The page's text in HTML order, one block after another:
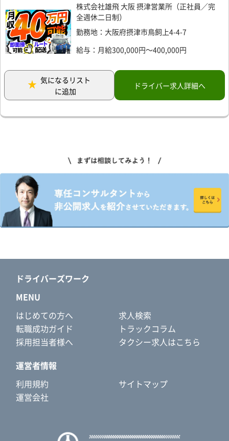
株式会社雄飛 大阪 摂津営業所（正社員／完
全週休二日制）
勤務地：大阪府摂津市鳥飼上4-4-7
給与：月給300,000円～400,000円
気になるリスト
に追加
ドライバー求人詳細へ
ドライバーズワーク
MENU
はじめての方へ
求人検索
転職成功ガイド
トラックコラム
採用担当者様へ
タクシー求人はこちら
運営者情報
利用規約
サイトマップ
運営会社